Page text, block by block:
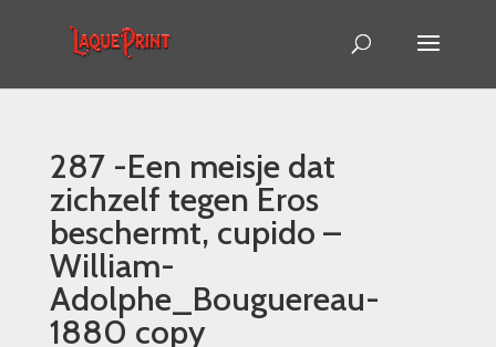
287 -Een meisje dat
zichzelf tegen Eros
beschermt, cupido –
William-
Adolphe_Bouguereau-
1880 copy